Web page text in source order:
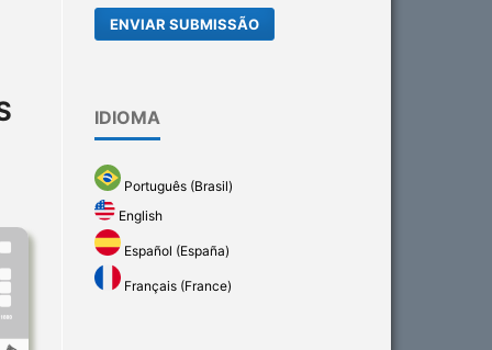
ENVIAR SUBMISSÃO
IDIOMA
Português (Brasil)
English
Español (España)
Français (France)